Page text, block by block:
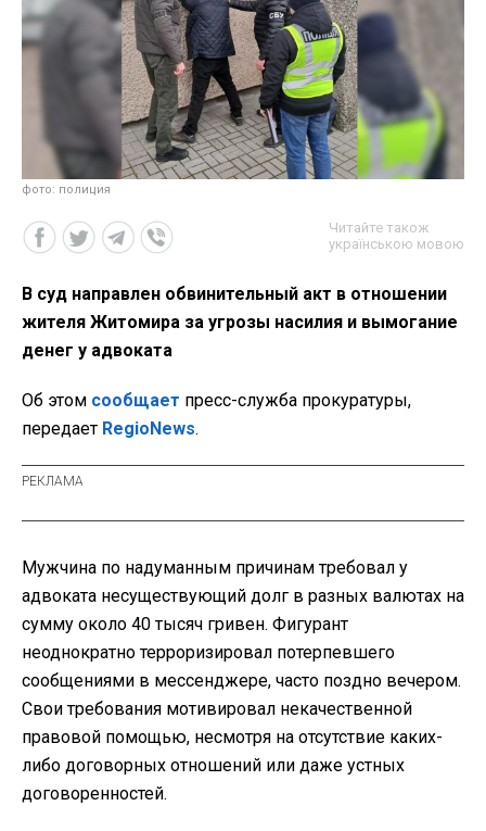
фото: полиция
Читайте також
українською мовою
В суд направлен обвинительный акт в отношении
жителя Житомира за угрозы насилия и вымогание
денег у адвоката
Об этом сообщает пресс-служба прокуратуры,
передает RegioNews.
Мужчина по надуманным причинам требовал у
адвоката несуществующий долг в разных валютах на
сумму около 40 тысяч гривен. Фигурант
неоднократно терроризировал потерпевшего
сообщениями в мессенджере, часто поздно вечером.
Свои требования мотивировал некачественной
правовой помощью, несмотря на отсутствие каких-
либо договорных отношений или даже устных
договоренностей.